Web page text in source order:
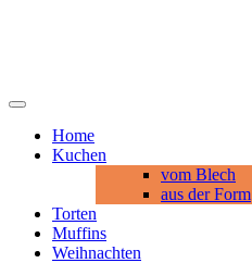
Home
Kuchen
vom Blech
aus der Form
Torten
Muffins
Weihnachten